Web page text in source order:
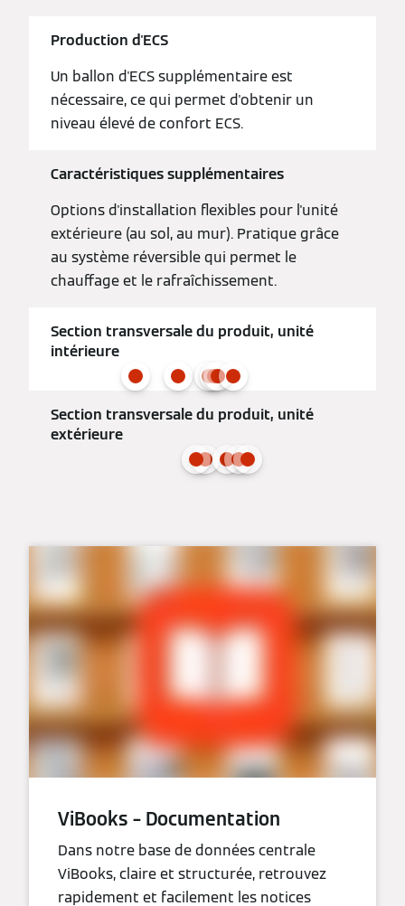
Production d'ECS
Un ballon d'ECS supplémentaire est
nécessaire, ce qui permet d'obtenir un
niveau élevé de confort ECS.
Caractéristiques supplémentaires
Options d'installation flexibles pour l'unité
extérieure (au sol, au mur). Pratique grâce
au système réversible qui permet le
chauffage et le rafraîchissement.
Section transversale du produit, unité
intérieure
Section transversale du produit, unité
extérieure
ViBooks – Documentation
Dans notre base de données centrale
ViBooks, claire et structurée, retrouvez
rapidement et facilement les notices